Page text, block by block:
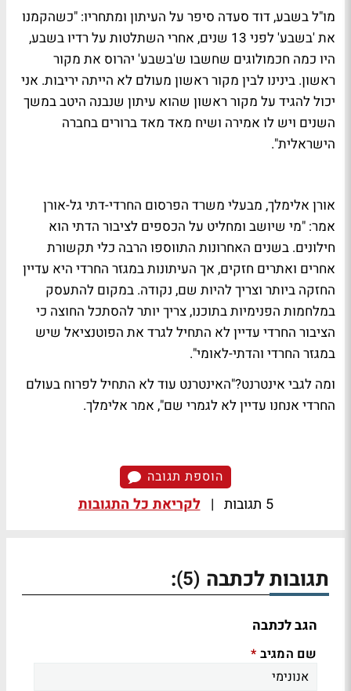
מו"ל בשבע, דוד סעדה סיפר על העיתון ומתחריו: "כשהקמנו
את 'בשבע' לפני 13 שנים, אחרי השתלטות על רדיו בשבע,
היו כמה חכמולוגים שחשבו ש'בשבע' יהרוס את מקור
ראשון. בינינו לבין מקור ראשון מעולם לא הייתה יריבות. אני
יכול להגיד על מקור ראשון שהוא עיתון שנבנה היטב במשך
השנים ויש לו אמירה ושיח מאד מאד ברורים בחברה
הישראלית".
אורן אלימלך, מבעלי משרד הפרסום החרדי-דתי גל-אורן
אמר: "מי שיושב ומחליט על הכספים לציבור הדתי הוא
חילונים. בשנים האחרונות התווספו הרבה כלי תקשורת
אחרים ואתרים חזקים, אך העיתונות במגזר החרדי היא עדיין
החזקה ביותר וצריך להיות שם, נקודה. במקום להתעסק
במלחמות הפנימיות בתוכנו, צריך יותר להסתכל החוצה כי
הציבור החרדי עדיין לא התחיל לגרד את הפוטנציאל שיש
במגזר החרדי והדתי-לאומי".
ומה לגבי אינטרנט?"האינטרנט עוד לא התחיל לפרוח בעולם
החרדי אנחנו עדיין לא לגמרי שם", אמר אלימלך.
הוספת תגובה
5 תגובות | לקריאת כל התגובות
תגובות לכתבה (5)
:
הגב לכתבה
שם המגיב *